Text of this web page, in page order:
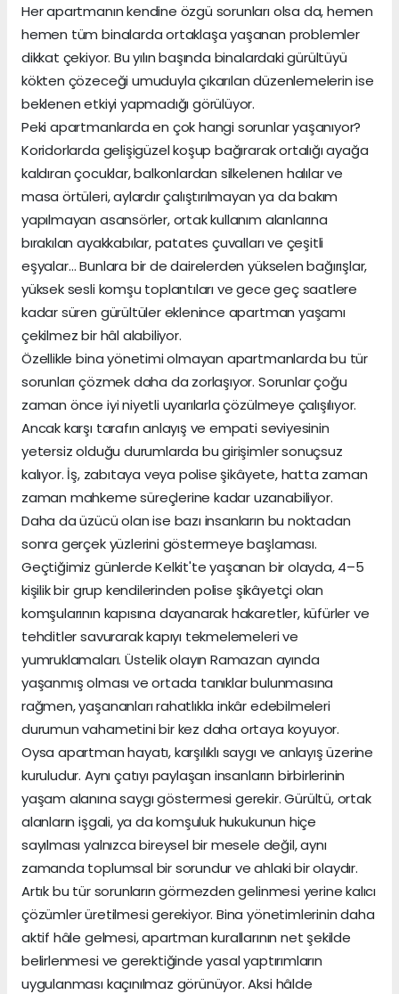
Her apartmanın kendine özgü sorunları olsa da, hemen
hemen tüm binalarda ortaklaşa yaşanan problemler
dikkat çekiyor. Bu yılın başında binalardaki gürültüyü
kökten çözeceği umuduyla çıkarılan düzenlemelerin ise
beklenen etkiyi yapmadığı görülüyor.
Peki apartmanlarda en çok hangi sorunlar yaşanıyor?
Koridorlarda gelişigüzel koşup bağırarak ortalığı ayağa
kaldıran çocuklar, balkonlardan silkelenen halılar ve
masa örtüleri, aylardır çalıştırılmayan ya da bakım
yapılmayan asansörler, ortak kullanım alanlarına
bırakılan ayakkabılar, patates çuvalları ve çeşitli
eşyalar… Bunlara bir de dairelerden yükselen bağırışlar,
yüksek sesli komşu toplantıları ve gece geç saatlere
kadar süren gürültüler eklenince apartman yaşamı
çekilmez bir hâl alabiliyor.
Özellikle bina yönetimi olmayan apartmanlarda bu tür
sorunları çözmek daha da zorlaşıyor. Sorunlar çoğu
zaman önce iyi niyetli uyarılarla çözülmeye çalışılıyor.
Ancak karşı tarafın anlayış ve empati seviyesinin
yetersiz olduğu durumlarda bu girişimler sonuçsuz
kalıyor. İş, zabıtaya veya polise şikâyete, hatta zaman
zaman mahkeme süreçlerine kadar uzanabiliyor.
Daha da üzücü olan ise bazı insanların bu noktadan
sonra gerçek yüzlerini göstermeye başlaması.
Geçtiğimiz günlerde Kelkit'te yaşanan bir olayda, 4–5
kişilik bir grup kendilerinden polise şikâyetçi olan
komşularının kapısına dayanarak hakaretler, küfürler ve
tehditler savurarak kapıyı tekmelemeleri ve
yumruklamaları. Üstelik olayın Ramazan ayında
yaşanmış olması ve ortada tanıklar bulunmasına
rağmen, yaşananları rahatlıkla inkâr edebilmeleri
durumun vahametini bir kez daha ortaya koyuyor.
Oysa apartman hayatı, karşılıklı saygı ve anlayış üzerine
kuruludur. Aynı çatıyı paylaşan insanların birbirlerinin
yaşam alanına saygı göstermesi gerekir. Gürültü, ortak
alanların işgali, ya da komşuluk hukukunun hiçe
sayılması yalnızca bireysel bir mesele değil, aynı
zamanda toplumsal bir sorundur ve ahlaki bir olaydır.
Artık bu tür sorunların görmezden gelinmesi yerine kalıcı
çözümler üretilmesi gerekiyor. Bina yönetimlerinin daha
aktif hâle gelmesi, apartman kurallarının net şekilde
belirlenmesi ve gerektiğinde yasal yaptırımların
uygulanması kaçınılmaz görünüyor. Aksi hâlde